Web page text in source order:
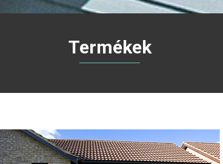
Termékek